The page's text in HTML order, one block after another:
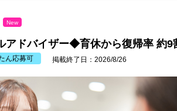
New
アドバイザー◆育休から復帰率 約9
ん応募可 掲載終了日：2026/8/26